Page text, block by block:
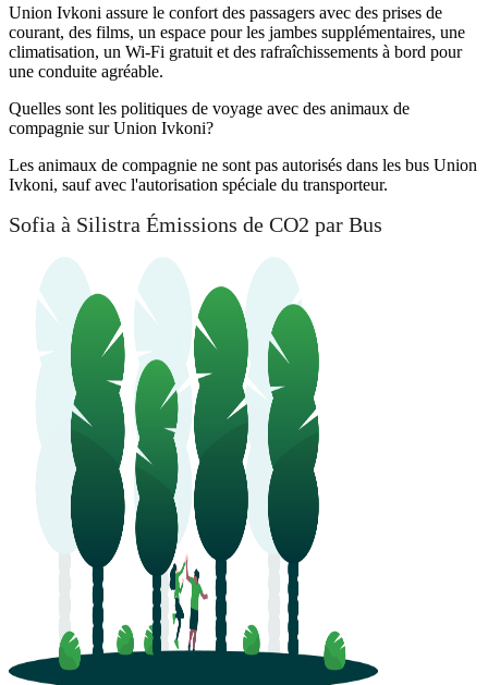
Union Ivkoni assure le confort des passagers avec des prises de
courant, des films, un espace pour les jambes supplémentaires, une
climatisation, un Wi-Fi gratuit et des rafraîchissements à bord pour
une conduite agréable.
Quelles sont les politiques de voyage avec des animaux de
compagnie sur Union Ivkoni?
Les animaux de compagnie ne sont pas autorisés dans les bus Union
Ivkoni, sauf avec l'autorisation spéciale du transporteur.
Sofia à Silistra Émissions de CO2 par Bus